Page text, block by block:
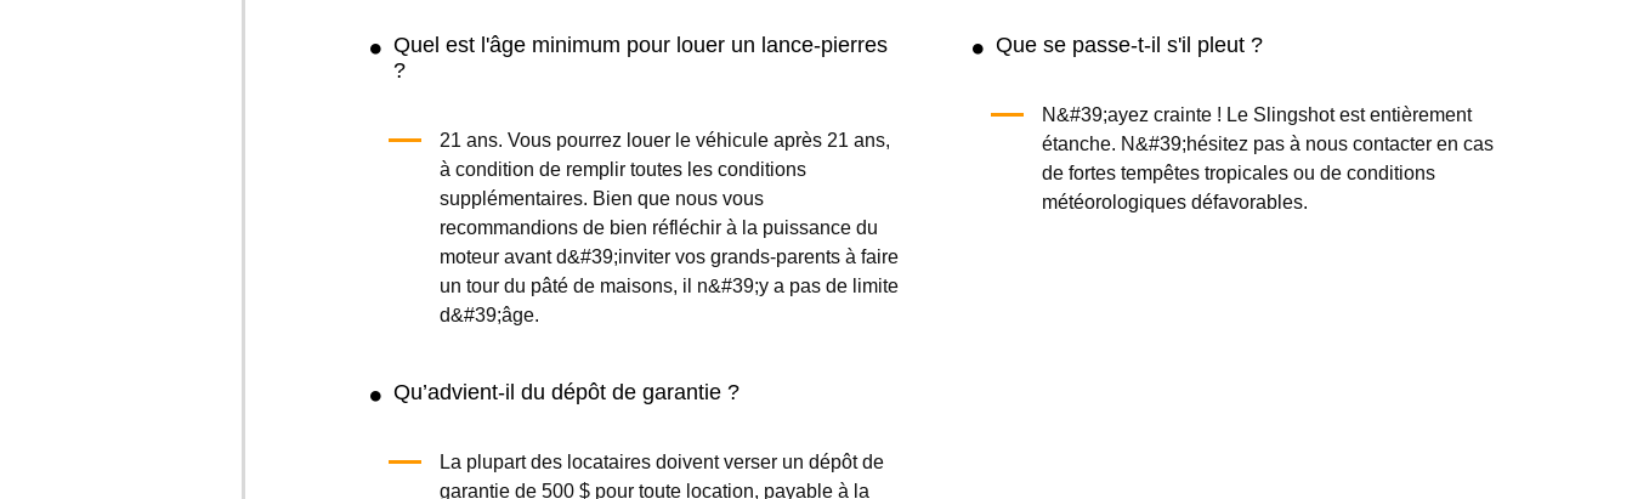
Quel est l'âge minimum pour louer un lance-pierres
?
21 ans. Vous pourrez louer le véhicule après 21 ans,
à condition de remplir toutes les conditions
supplémentaires. Bien que nous vous
recommandions de bien réfléchir à la puissance du
moteur avant d&#39;inviter vos grands-parents à faire
un tour du pâté de maisons, il n&#39;y a pas de limite
d&#39;âge.
Que se passe-t-il s'il pleut ?
N&#39;ayez crainte ! Le Slingshot est entièrement
étanche. N&#39;hésitez pas à nous contacter en cas
de fortes tempêtes tropicales ou de conditions
météorologiques défavorables.
Qu’advient-il du dépôt de garantie ?
La plupart des locataires doivent verser un dépôt de
garantie de 500 $ pour toute location, payable à la